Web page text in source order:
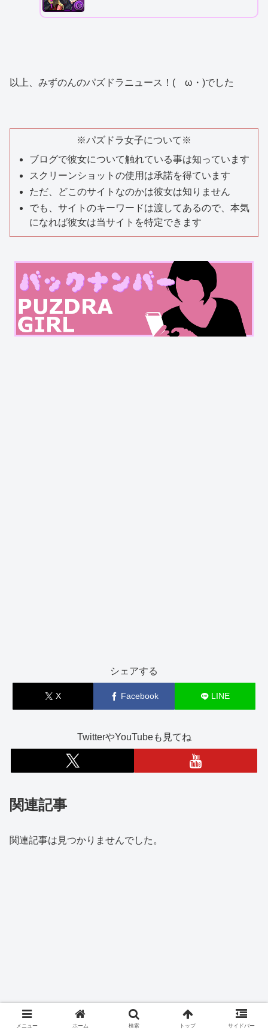
以上、みずのんのパズドラニュース！(ゝω・)でした
※パズドラ女子について※
ブログで彼女について触れている事は知っています
スクリーンショットの使用は承諾を得ています
ただ、どこのサイトなのかは彼女は知りません
でも、サイトのキーワードは渡してあるので、本気
になれば彼女は当サイトを特定できます
シェアする
X Facebook LINE
TwitterやYouTubeも見てね
関連記事
関連記事は見つかりませんでした。
メニュー ホーム 検索 トップ サイドバー